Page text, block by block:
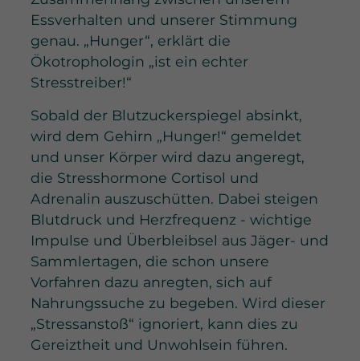
Essverhalten und unserer Stimmung
genau. „Hunger“, erklärt die
Ökotrophologin „ist ein echter
Stresstreiber!“
Sobald der Blutzuckerspiegel absinkt,
wird dem Gehirn „Hunger!“ gemeldet
und unser Körper wird dazu angeregt,
die Stresshormone Cortisol und
Adrenalin auszuschütten. Dabei steigen
Blutdruck und Herzfrequenz - wichtige
Impulse und Überbleibsel aus Jäger- und
Sammlertagen, die schon unsere
Vorfahren dazu anregten, sich auf
Nahrungssuche zu begeben. Wird dieser
„Stressanstoß“ ignoriert, kann dies zu
Gereiztheit und Unwohlsein führen.